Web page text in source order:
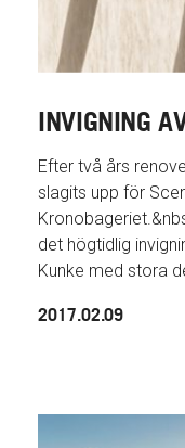
INVIGNING
Efter två års
slagits upp för
det högtidlig
Kunke med stora
2017.02.09